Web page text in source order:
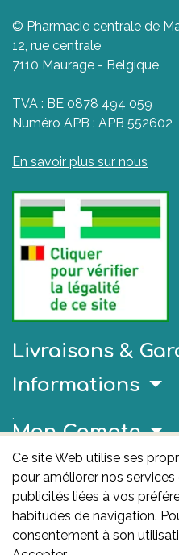
© Pharmacie centrale de
12, rue centrale
7110 Maurage - Belgique
TVA : BE 0878 494 059
Numéro APB : APB 552602
En savoir plus sur nous
Livraisons &
Ce site Web utilise ses
pour améliorer nos
publicités liées à vos
habitudes de navigation.
consentement à son
Informations
.
Mon Compte
Liens Utiles
AFMPS
L'AFMPS est l’autorité